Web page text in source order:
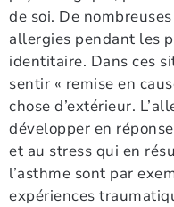
de soi. De
allergies pendant les
identitaire. Dans ces
sentir « remise en
chose d’extérieur.
développer en
et au stress qui en
l’asthme sont par
expériences